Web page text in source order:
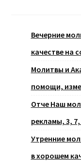
Вечерние
качестве на
Молитвы и
помощи,
Отче Наш
рекламы, 3,
Утренние
в хорошем